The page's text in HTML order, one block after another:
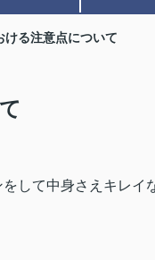
ける注意点について
して中身さえキレイ